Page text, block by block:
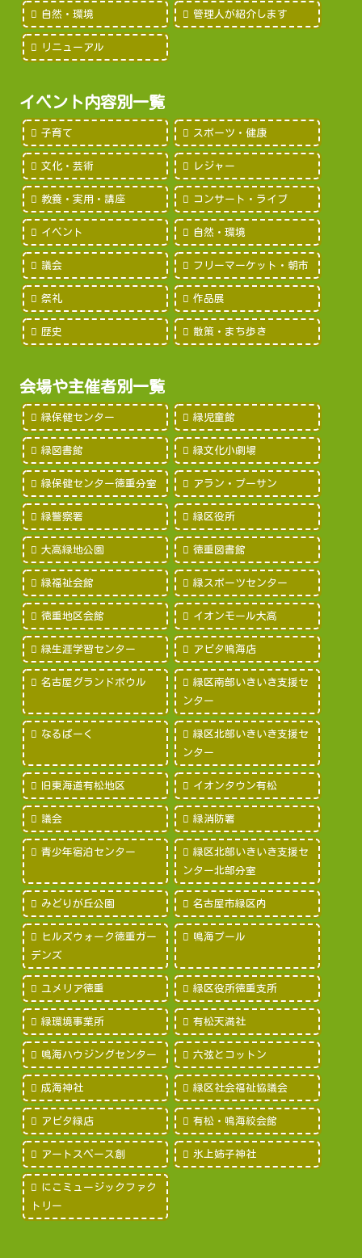
自然・環境 管理人が紹介します
リニューアル
イベント内容別一覧
子育て スポーツ・健康
文化・芸術 レジャー
教養・実用・講座 コンサート・ライブ
イベント 自然・環境
議会 フリーマーケット・朝市
祭礼 作品展
歴史 散策・まち歩き
会場や主催者別一覧
緑保健センター 緑児童館
緑図書館 緑文化小劇場
緑保健センター徳重分室 アラン・プーサン
緑警察署 緑区役所
大高緑地公園 徳重図書館
緑福祉会館 緑スポーツセンター
徳重地区会館 イオンモール大高
緑生涯学習センター アピタ鳴海店
名古屋グランドボウル
緑区南部いきいき支援セ
ンター
なるぱーく
緑区北部いきいき支援セ
ンター
旧東海道有松地区 イオンタウン有松
議会 緑消防署
青少年宿泊センター
緑区北部いきいき支援セ
ンター北部分室
みどりが丘公園 名古屋市緑区内
ヒルズウォーク徳重ガー
デンズ
鳴海プール
ユメリア徳重 緑区役所徳重支所
緑環境事業所 有松天満社
鳴海ハウジングセンター 六弦とコットン
成海神社 緑区社会福祉協議会
アピタ緑店 有松・鳴海絞会館
アートスペース創 氷上姉子神社
にこミュージックファク
トリー